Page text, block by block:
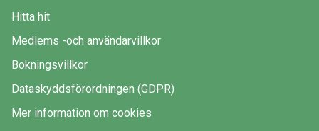
Hitta hit
Medlems -och användarvillkor
Bokningsvillkor
Dataskyddsförordningen (GDPR)
Mer information om cookies